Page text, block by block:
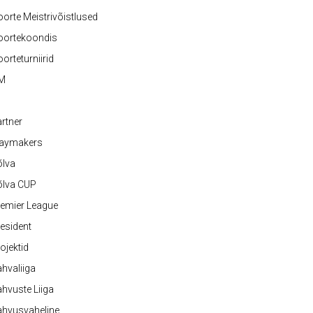
Meistrivõistlused
CUP
League
Liiga